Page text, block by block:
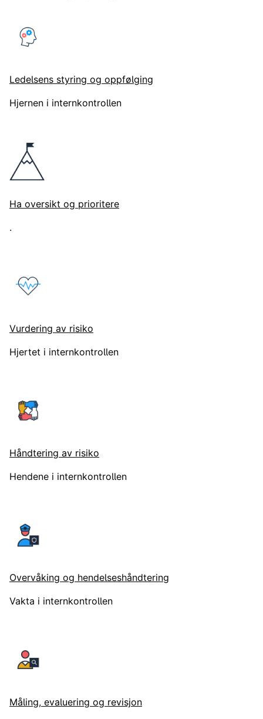
Ledelsens styring og oppfølging
Hjernen i internkontrollen
Ha oversikt og prioritere
.
Vurdering av risiko
Hjertet i internkontrollen
Håndtering av risiko
Hendene i internkontrollen
Overvåking og hendelseshåndtering
Vakta i internkontrollen
Måling, evaluering og revisjon